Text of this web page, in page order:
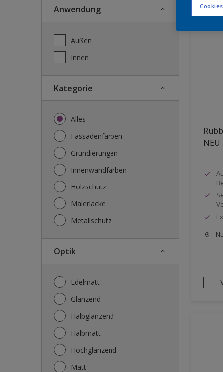
Anwendung
Außen
Innen
Kategorie
Alles
Fassadenfarben
Grundierungen
Innenwandfarben
Holzschutz
Malerlacke
Metallschutz
Optik
Edelmatt
Glänzend
Halbglänzend
Halbmatt
Hochglänzend
Matt
NEU